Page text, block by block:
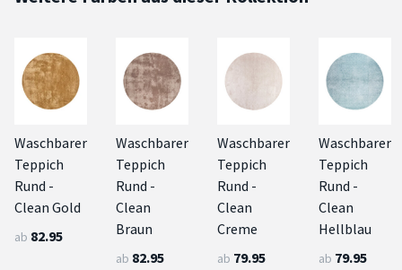
Waschbarer
Teppich
Rund -
Clean Gold
ab 82.95
Waschbarer
Teppich
Rund -
Clean
Braun
ab 82.95
Waschbarer
Teppich
Rund -
Clean
Creme
ab 79.95
Waschbarer
Teppich
Rund -
Clean
Hellblau
ab 79.95